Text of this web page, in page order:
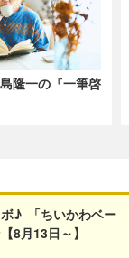
島隆一の『一筆啓
ボ♪ 「ちいかわベー
8月13日～】